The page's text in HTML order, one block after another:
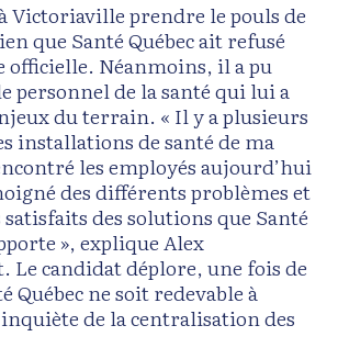
Victoriaville prendre le pouls de
que Santé Québec ait refusé
officielle. Néanmoins, il a pu
personnel de la santé qui lui a
du terrain. « Il y a plusieurs
installations de santé de ma
les employés aujourd’hui
des différents problèmes et
satisfaits des solutions que Santé
», explique Alex
Le candidat déplore, une fois de
Québec ne soit redevable à
de la centralisation des